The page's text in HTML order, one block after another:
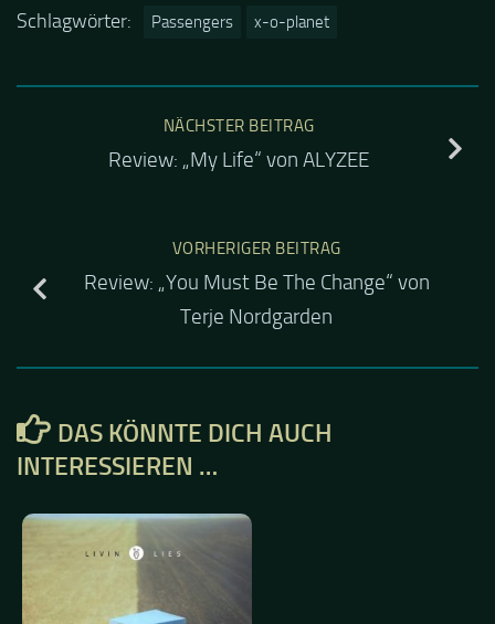
Schlagwörter: Passengers x-o-planet
NÄCHSTER BEITRAG
Review: „My Life“ von ALYZEE
VORHERIGER BEITRAG
Review: „You Must Be The Change“ von
Terje Nordgarden
DAS KÖNNTE DICH AUCH
INTERESSIEREN …